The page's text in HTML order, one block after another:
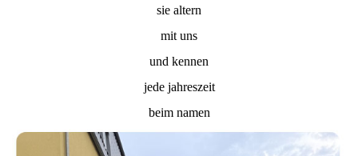
sie altern
mit uns
und kennen
jede jahreszeit
beim namen